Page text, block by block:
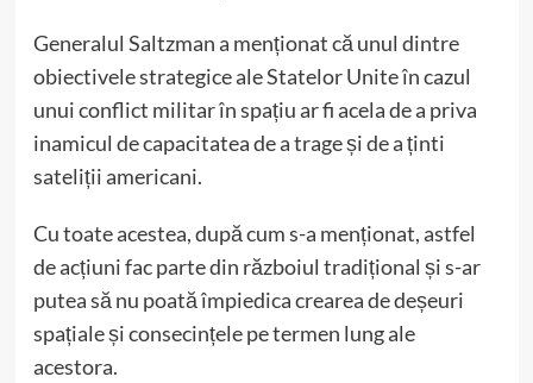
Generalul Saltzman a menționat că unul dintre
obiectivele strategice ale Statelor Unite în cazul
unui conflict militar în spațiu ar fi acela de a priva
inamicul de capacitatea de a trage și de a ținti
sateliții americani.
Cu toate acestea, după cum s-a menționat, astfel
de acțiuni fac parte din războiul tradițional și s-ar
putea să nu poată împiedica crearea de deșeuri
spațiale și consecințele pe termen lung ale
acestora.